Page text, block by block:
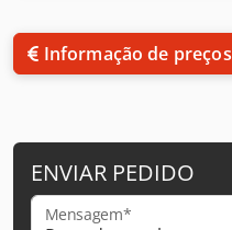
Informação de preços
ENVIAR PEDIDO
Mensagem*